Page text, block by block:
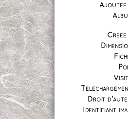
Ajoutée
Droit
Identifiant